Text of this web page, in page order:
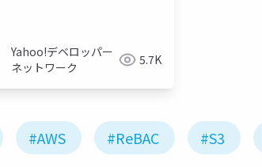
Yahoo!デベロッパー
ネットワーク
5.7K
#AWS #ReBAC #S3